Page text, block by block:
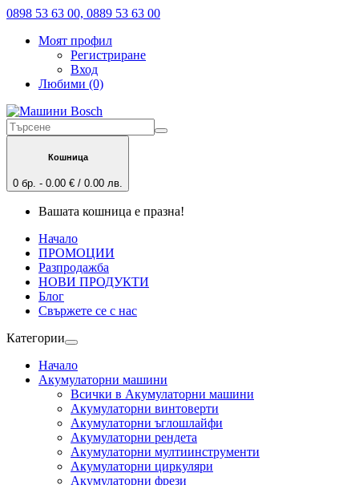
0898 53 63 00, 0889 53 63 00
Моят профил
Регистриране
Вход
Любими (0)
Кошница
0 бр. - 0.00 € / 0.00 лв.
Вашата кошница е празна!
Начало
ПРОМОЦИИ
Разпродажба
НОВИ ПРОДУКТИ
Блог
Свържете се с нас
Категории
Начало
Акумулаторни машини
Всички в Акумулаторни машини
Акумулаторни винтоверти
Акумулаторни ъглошлайфи
Акумулаторни рендета
Акумулаторни мултиинструменти
Акумулаторни циркуляри
Акумулаторни фрези